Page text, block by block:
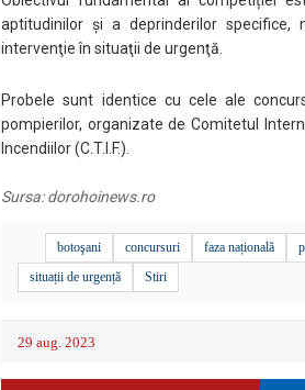
aptitudinilor şi a deprinderilor specifice,
intervenţie în situaţii de urgenţă.
Probele sunt identice cu cele ale
pompierilor, organizate de Comitetul
Incendiilor (C.T.I.F.).
Sursa:dorohoinews.ro
botoşani concursuri faza națională
situații de urgență
Stiri
29 aug. 2023